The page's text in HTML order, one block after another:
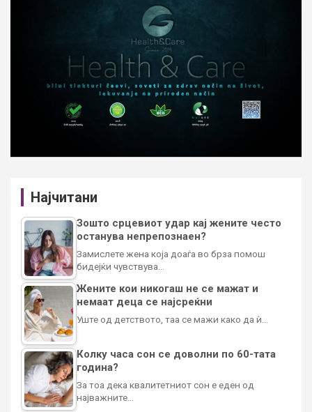
Најчитани
Зошто срцевиот удар кај жените често
останува непрепознаен?
Замислете жена која доаѓа во брза помош
бидејќи чувствува…
Жените кои никогаш не се мажат и
немаат деца се најсреќни
Уште од детството, таа се мажи како да ѝ…
Колку часа сон се доволни по 60-тата
година?
За тоа дека квалитетниот сон е еден од
најважните…